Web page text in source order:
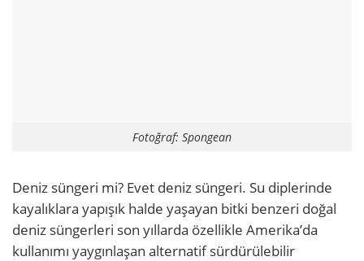
Fotoğraf: Spongean
Deniz süngeri mi? Evet deniz süngeri. Su diplerinde
kayalıklara yapışık halde yaşayan bitki benzeri doğal
deniz süngerleri son yıllarda özellikle Amerika’da
kullanımı yaygınlaşan alternatif sürdürülebilir